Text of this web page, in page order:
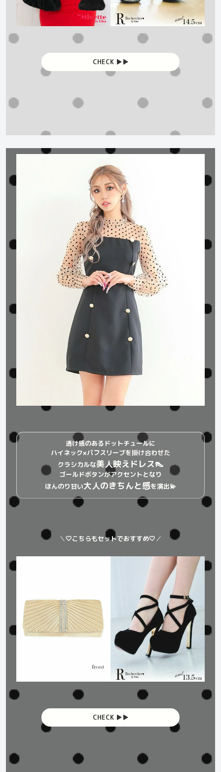
CHECK ▶︎▶︎
透け感のあるドットチュールに
ハイネック×パフスリーブを掛け合わせた
クラシカルな美人映えドレス👠
ゴールドボタンがアクセントとなり
ほんのり甘い大人のきちんと感を演出💫
＼🤍こちらもセットでおすすめ🤍／
CHECK ▶︎▶︎